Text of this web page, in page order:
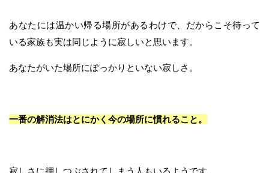
あなたには温かい帰る場所があるわけで、だからこそ待って
いる家族も実は同じように寂しいと思います。
あなたがいた場所にぽっかりといない寂しさ。
一番の解消法はとにかく今の場所に慣れること。